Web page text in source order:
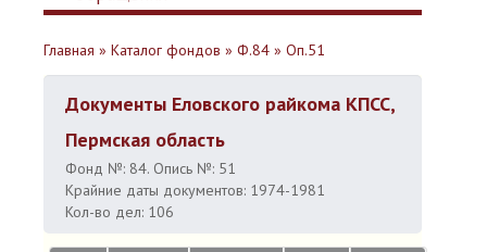
Главная » Каталог фондов » Ф.84 » Оп.51
Документы Еловского райкома КПСС,
Пермская область
Фонд №: 84. Опись №: 51
Крайние даты документов: 1974-1981
Кол-во дел: 106